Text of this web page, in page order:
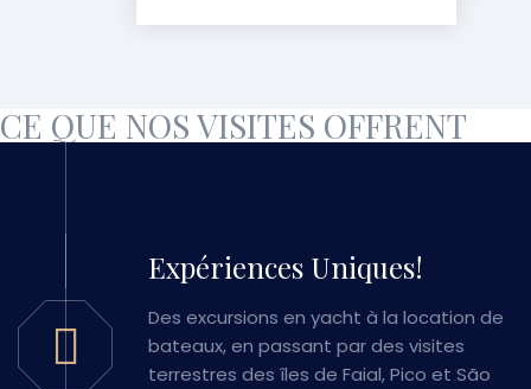
CE QUE NOS VISITES OFFRENT
Expériences Uniques!
Des excursions en yacht à la location de
bateaux, en passant par des visites
terrestres des îles de Faial, Pico et São